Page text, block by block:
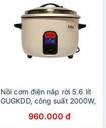
Nồi cơm điện nắp rời 5.6 lít
GUGKDD, công suất 2000W,
960.000 đ